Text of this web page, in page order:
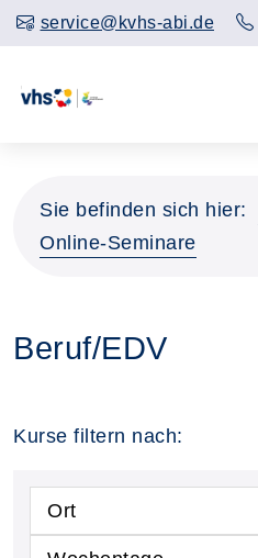
service@kvhs-abi.de
Sie befinden sich hier:
Online-Seminare
Beruf/EDV
Kurse filtern nach:
Ort